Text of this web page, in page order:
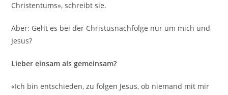
Christentums», schreibt sie.
Aber: Geht es bei der Christusnachfolge nur um mich und
Jesus?
Lieber einsam als gemeinsam?
«Ich bin entschieden, zu folgen Jesus, ob niemand mit mir